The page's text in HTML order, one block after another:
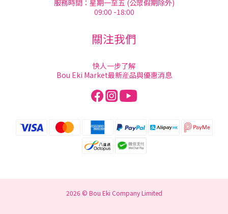
服務時間：星期一至五 (公眾假期除外)
09:00 -18:00
關注我們
快人一步了解
Bou Eki Market最新産品與優惠消息
2026 © Bou Eki Company Limited